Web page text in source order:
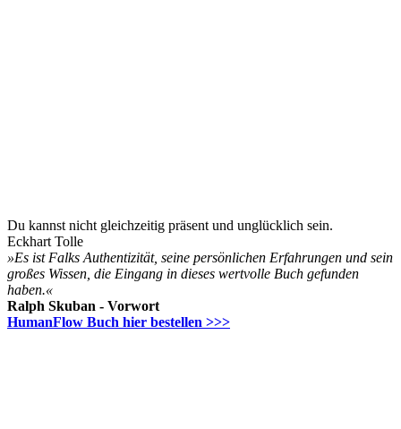
Du kannst nicht gleichzeitig präsent und unglücklich sein.
Eckhart Tolle
»Es ist Falks Authentizität, seine persönlichen Erfahrungen und sein
großes Wissen, die Eingang in dieses wertvolle Buch gefunden
haben.«
Ralph Skuban - Vorwort
HumanFlow Buch hier bestellen >>>